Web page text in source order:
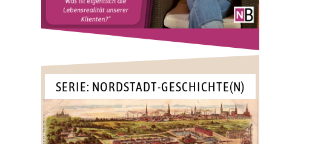
SERIE: NORDSTADT-GESCHICHTE(N)